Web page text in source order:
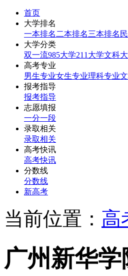
首页
大学排名
一本排名 二本排名三本排名
大学分类
双一流985大学211大学文科
高考专业
男生专业女生专业理科专业
报考指导
报考指导
志愿填报
一分一段
录取相关
录取相关
高考快讯
高考快讯
分数线
分数线
新高考
当前位置： 高
广州新华